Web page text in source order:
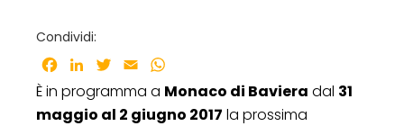
Condividi:
Facebook
LinkedInTwitter
Email
È in programma a Monaco di Baviera dal 31
maggio al 2 giugno 2017 la prossima